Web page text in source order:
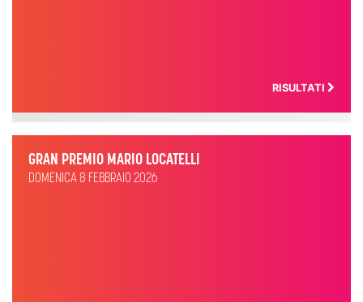
RISULTATI
GRAN PREMIO MARIO LOCATELLI
DOMENICA 8 FEBBRAIO 2026